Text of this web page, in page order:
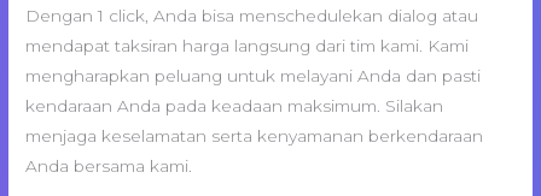
Dengan 1 click, Anda bisa menschedulekan dialog atau
mendapat taksiran harga langsung dari tim kami. Kami
mengharapkan peluang untuk melayani Anda dan pasti
kendaraan Anda pada keadaan maksimum. Silakan
menjaga keselamatan serta kenyamanan berkendaraan
Anda bersama kami.